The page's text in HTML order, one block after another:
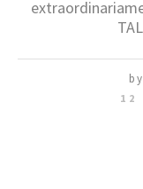
by
12